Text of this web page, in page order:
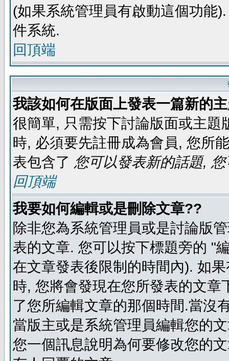
(如果系統管理員有啟動這個功能
件系統.
回頂端
我該如何在版面上發表一篇新的
很簡單, 只需按下討論版面或主
時, 必須要先註冊成為會員, 您所
表包含了 您可以發表新的話題,
回頂端
我要如何編輯或是刪除文章??
除非您為系統管理員或是討論版
表的文章. 您可以按下標題旁的 "
在文章發表後限制的時間內). 如
時, 您將會發現在您所發表的文
了您所編輯文章的那個時間.當沒
當版主或是系統管理員編輯您的
您一個訊息說明為何要修改您的